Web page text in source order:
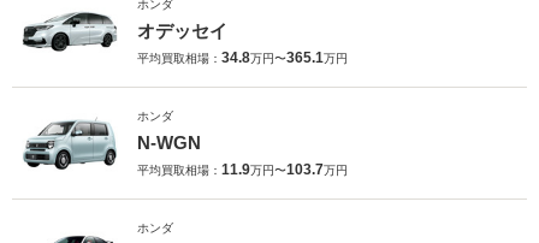
ホンダ
オデッセイ
平均買取相場： 34.8万円〜365.1万円
ホンダ
N-WGN
平均買取相場： 11.9万円〜103.7万円
ホンダ